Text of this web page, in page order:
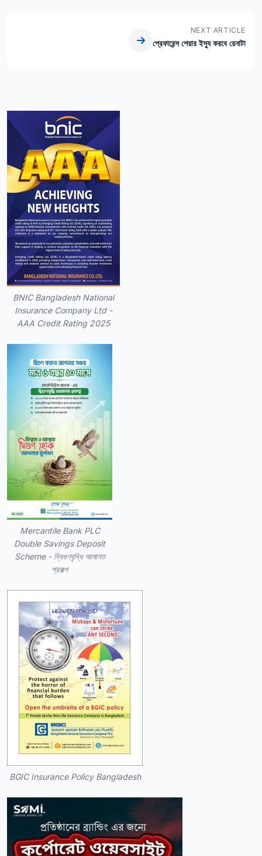
NEXT ARTICLE
প্রেফারেন্স শেয়ার ইস্যু করবে রেনাটা
BNIC Bangladesh National
Insurance Company Ltd -
AAA Credit Rating 2025
Mercantile Bank PLC
Double Savings Deposit
Scheme - দ্বিগুণবৃদ্ধি আমানত
প্রকল্প
BGIC Insurance Policy Bangladesh